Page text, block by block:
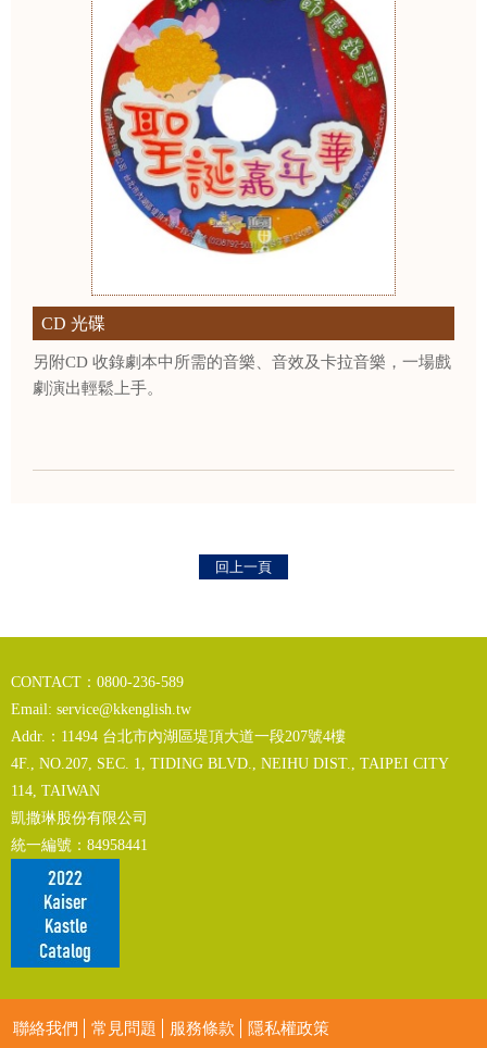
CD 光碟
另附CD 收錄劇本中所需的音樂、音效及卡拉音樂，一場戲
劇演出輕鬆上手。
回上一頁
CONTACT：0800-236-589
Email: service@kkenglish.tw
Addr.：11494 台北市內湖區堤頂大道一段207號4樓
4F., NO.207, SEC. 1, TIDING BLVD., NEIHU DIST., TAIPEI CITY
114, TAIWAN
凱撒琳股份有限公司
統一編號：84958441
聯絡我們 常見問題 服務條款 隱私權政策